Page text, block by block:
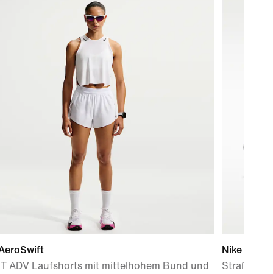
ADV Laufshorts mit mittelhohem Bund und
Nike